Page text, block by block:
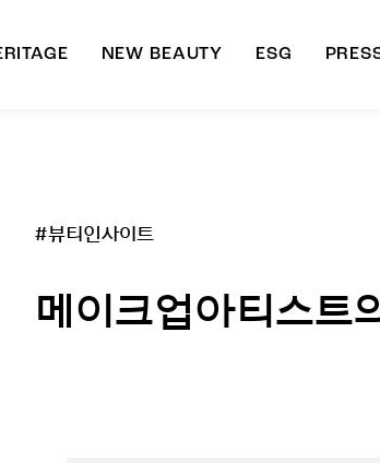
NEW BEAUTY ESG
#뷰티인사이트
메이크업아티스트